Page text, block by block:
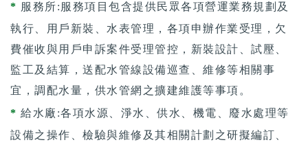
* 服務所:服務項目包含提供民眾各項營運業務規劃及
執行、用戶新裝、水表管理，各項申辦作業受理，欠
費催收與用戶申訴案件受理管控，新裝設計、試壓、
監工及結算，送配水管線設備巡查、維修等相關事
宜，調配水量，供水管網之擴建維護等事項。
* 給水廠:各項水源、淨水、供水、機電、廢水處理等
設備之操作、檢驗與維修及其相關計劃之研擬編訂、